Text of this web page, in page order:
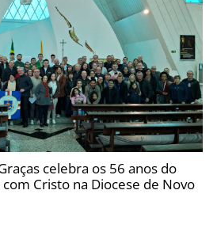
celebra os 56 anos do
Cristo na Diocese de Novo